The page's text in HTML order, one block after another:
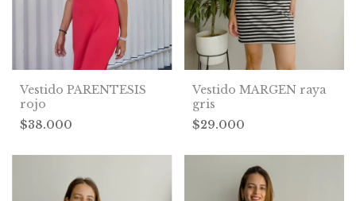
Vestido PARENTESIS
rojo
$38.000
Vestido MARGEN raya
gris
$29.000